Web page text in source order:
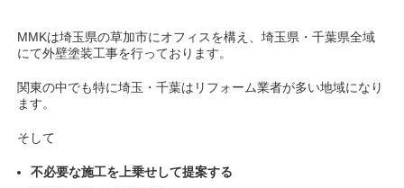
MMKは埼玉県の草加市にオフィスを構え、埼玉県・千葉県全域
にて外壁塗装工事を行っております。
関東の中でも特に埼玉・千葉はリフォーム業者が多い地域になり
ます。
そして
不必要な施工を上乗せして提案する